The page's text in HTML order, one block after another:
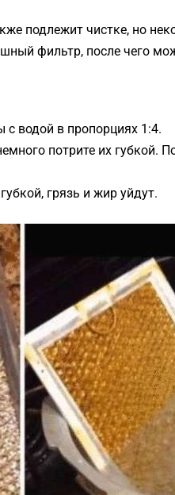
подлежит чистке, но
фильтр, после чего
водой в пропорциях 1:4.
потрите их губкой.
грязь и жир уйдут.